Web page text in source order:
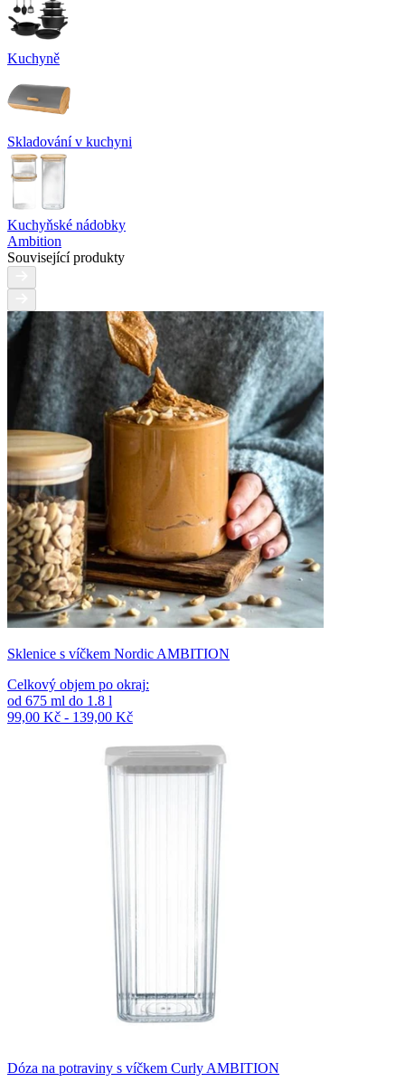
Kuchyně
Skladování v kuchyni
Kuchyňské nádobky
Ambition
Související produkty
Sklenice s víčkem Nordic AMBITION
Celkový objem po okraj:
od 675 ml do 1.8 l
99,00 Kč - 139,00 Kč
Dóza na potraviny s víčkem Curly AMBITION